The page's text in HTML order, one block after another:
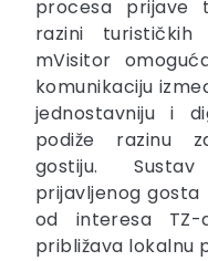
procesa prijave
razini turističkih
mVisitor
komunikaciju
jednostavniju i
podiže razinu
gostiju.
prijavljenog gosta
od interesa
približava lokalnu